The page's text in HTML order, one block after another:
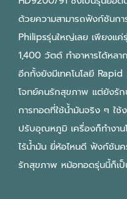
ด้วยความสามารถฟังก์ชันก
Philipsรุ่นใหญ่เลย เพียงแ
1,400 วัตต์ ทำอาหารได้หล
อีกทั้งยังมีเทคโนโลยี
โจทย์คนรักสุขภาพ แต่ยังรัก
การทอดที่ใช้น้ำมันจริง ๆ ใช้
ปรับอุณหภูมิ เครื่องก็ทำงา
ไร้น้ำมัน ยี่ห้อไหนดี ฟังก์ชัน
รักสุขภาพ หม้อทอดรุ่นนี้ก็เป็